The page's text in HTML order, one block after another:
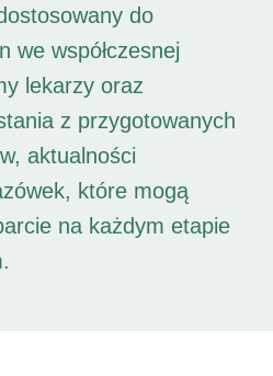
do
we współczesnej
lekarzy oraz
z przygotowanych
aktualności
które mogą
na każdym etapie